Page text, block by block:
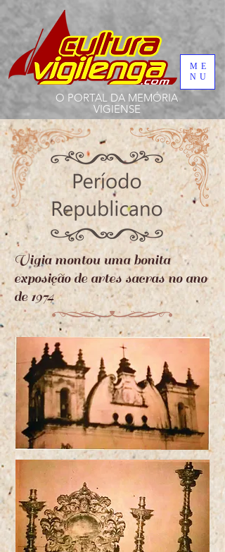
ME
NU
O PORTAL DA MEMÓRIA
VIGIENSE
Vigia montou uma bonita
exposição de artes sacras no ano
de 1974